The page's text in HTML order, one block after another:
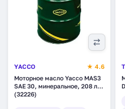
YACCO
★ 4.6
Моторное масло Yacco MAS3
SAE 30, минеральное, 208 л
(32226)